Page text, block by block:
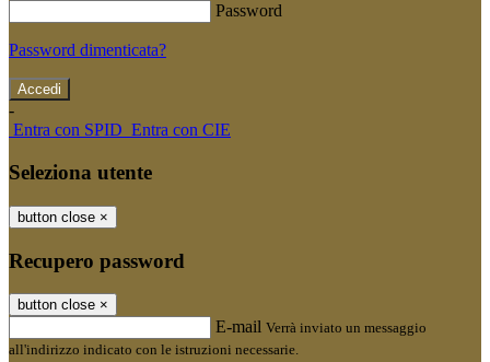
Password
Password dimenticata?
-
Entra con SPID Entra con CIE
Seleziona utente
button close ×
Recupero password
button close ×
E-mail Verrà inviato un messaggio
all'indirizzo indicato con le istruzioni necessarie.